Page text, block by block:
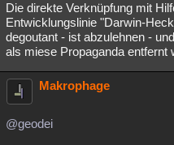
Die direkte Verknüpfung mit
Entwicklungslinie "Darwin-
degoutant - ist abzulehnen -
als miese Propaganda entfernt
Makrophage
@geodei